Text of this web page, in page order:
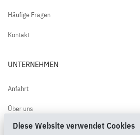
Häufige Fragen
Kontakt
UNTERNEHMEN
Anfahrt
Über uns
Kundenbewertungen
Diese Website verwendet Cookies